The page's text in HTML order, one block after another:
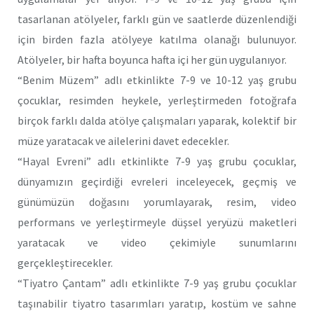
tasarlanan atölyeler, farklı gün ve saatlerde düzenlendiği
için birden fazla atölyeye katılma olanağı bulunuyor.
Atölyeler, bir hafta boyunca hafta içi her gün uygulanıyor.
“Benim Müzem” adlı etkinlikte 7-9 ve 10-12 yaş grubu
çocuklar, resimden heykele, yerleştirmeden fotoğrafa
birçok farklı dalda atölye çalışmaları yaparak, kolektif bir
müze yaratacak ve ailelerini davet edecekler.
“Hayal Evreni” adlı etkinlikte 7-9 yaş grubu çocuklar,
dünyamızın geçirdiği evreleri inceleyecek, geçmiş ve
günümüzün doğasını yorumlayarak, resim, video
performans ve yerleştirmeyle düşsel yeryüzü maketleri
yaratacak ve video çekimiyle sunumlarını
gerçekleştirecekler.
“Tiyatro Çantam” adlı etkinlikte 7-9 yaş grubu çocuklar
taşınabilir tiyatro tasarımları yaratıp, kostüm ve sahne